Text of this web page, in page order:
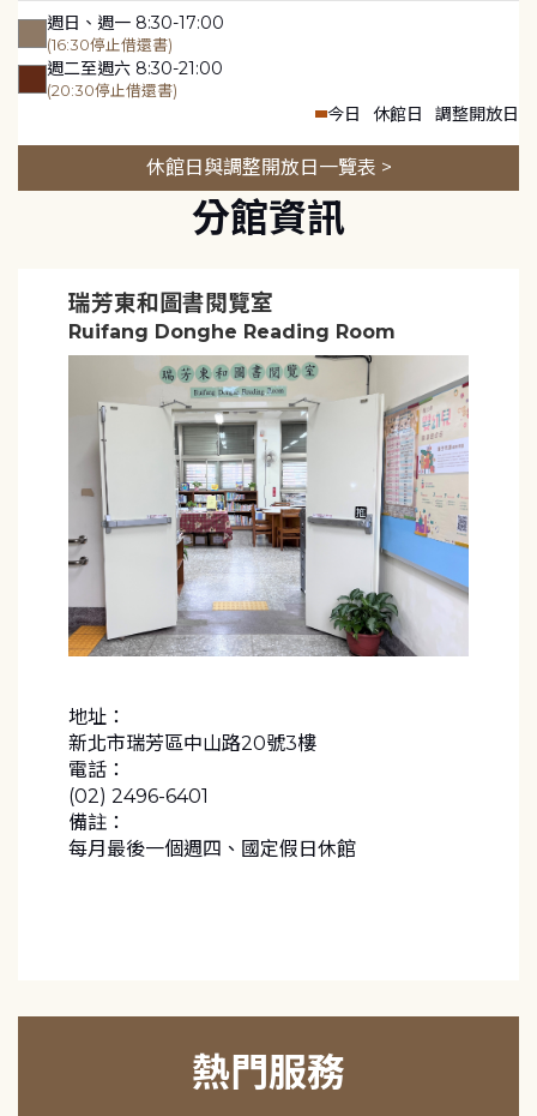
週日、週一 8:30-17:00
(16:30停止借還書)
週二至週六 8:30-21:00
(20:30停止借還書)
今日 休館日 調整開放日
休館日與調整開放日一覽表 >
分館資訊
瑞芳東和圖書閱覽室
Ruifang Donghe Reading Room
地址：
新北市瑞芳區中山路20號3樓
電話：
(02) 2496-6401
備註：
每月最後一個週四、國定假日休館
熱門服務